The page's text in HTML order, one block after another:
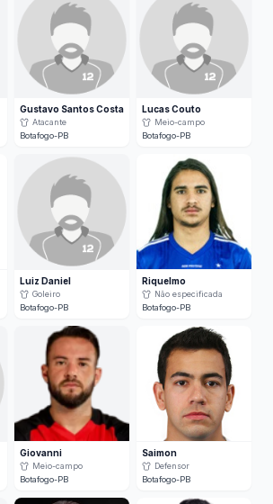
Gustavo Santos Costa
Atacante
Botafogo-PB
Lucas Couto
Meio-campo
Botafogo-PB
Luiz Daniel
Goleiro
Botafogo-PB
Riquelmo
Não especificada
Botafogo-PB
Giovanni
Meio-campo
Botafogo-PB
Saimon
Defensor
Botafogo-PB